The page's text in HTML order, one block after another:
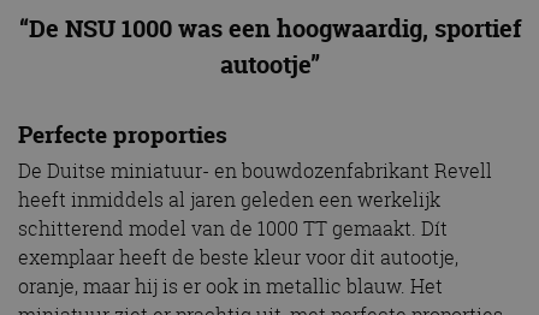
“De NSU 1000 was een hoogwaardig, sportief
autootje”
Perfecte proporties
De Duitse miniatuur- en bouwdozenfabrikant Revell
heeft inmiddels al jaren geleden een werkelijk
schitterend model van de 1000 TT gemaakt. Dít
exemplaar heeft de beste kleur voor dit autootje,
oranje, maar hij is er ook in metallic blauw. Het